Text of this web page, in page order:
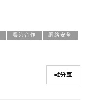
粵港合作 網絡安全
分享